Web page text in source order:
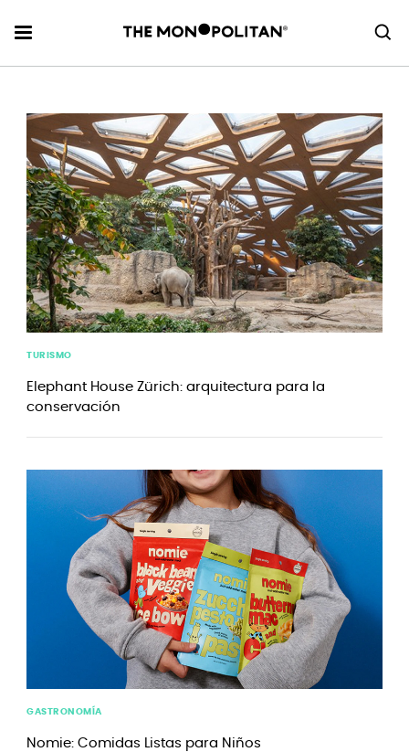
TURISMO
Elephant House Zürich: arquitectura para la
conservación
GASTRONOMÍA
Nomie: Comidas Listas para Niños